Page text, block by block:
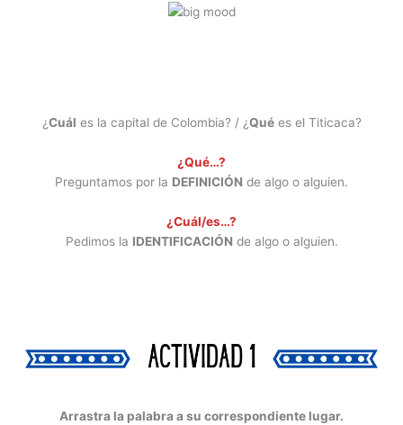
¿Cuál es la capital de Colombia? / ¿Quées el Titicaca?
¿Qué…?
Preguntamos por la DEFINICIÓN de algo o alguien.
¿Cuál/es…?
Pedimos la IDENTIFICACIÓN de algo o alguien.
Arrastra la palabra a su correspondiente lugar.